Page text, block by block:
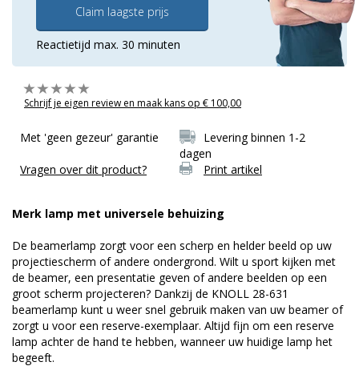
Claim laagste prijs
Reactietijd max. 30 minuten
Schrijf je eigen review en maak kans op € 100,00
Met 'geen gezeur' garantie
Levering binnen 1-2
dagen
Vragen over dit product?
Print artikel
Merk lamp met universele behuizing
De beamerlamp zorgt voor een scherp en helder beeld op uw
projectiescherm of andere ondergrond. Wilt u sport kijken met
de beamer, een presentatie geven of andere beelden op een
groot scherm projecteren? Dankzij de KNOLL 28-631
beamerlamp kunt u weer snel gebruik maken van uw beamer of
zorgt u voor een reserve-exemplaar. Altijd fijn om een reserve
lamp achter de hand te hebben, wanneer uw huidige lamp het
begeeft.